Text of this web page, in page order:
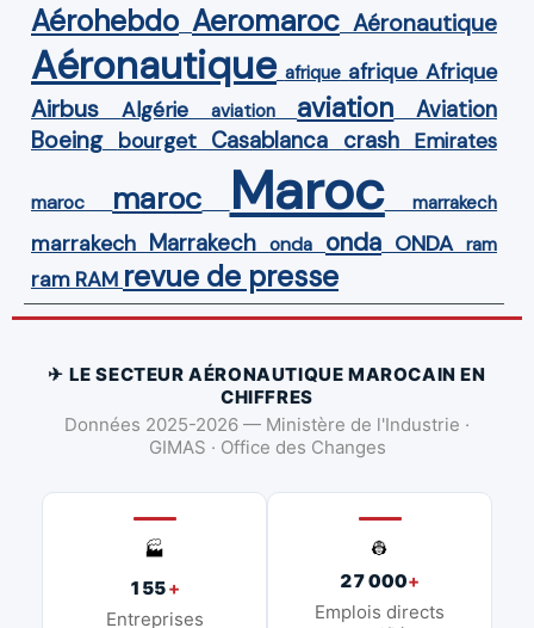
Aérohebdo Aeromaroc Aéronautique
Aéronautique afrique afrique Afrique
Airbus Algérie aviation aviation Aviation
Boeing bourget Casablanca crash Emirates
maroc maroc Maroc marrakech
marrakech Marrakech onda onda ONDA ram
ram RAM revue de presse
✈ LE SECTEUR AÉRONAUTIQUE MAROCAIN EN
CHIFFRES
Données 2025-2026 — Ministère de l'Industrie ·
GIMAS · Office des Changes
🏭
155+
Entreprises
👷
27 000+
Emplois directs